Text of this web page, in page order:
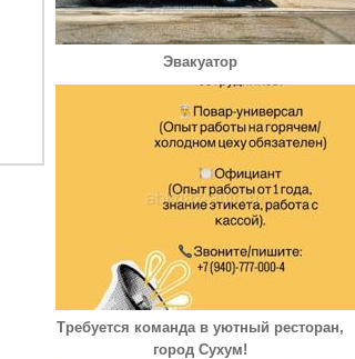
Эвакуатор
Требуется команда в уютный ресторан,
город Сухум!